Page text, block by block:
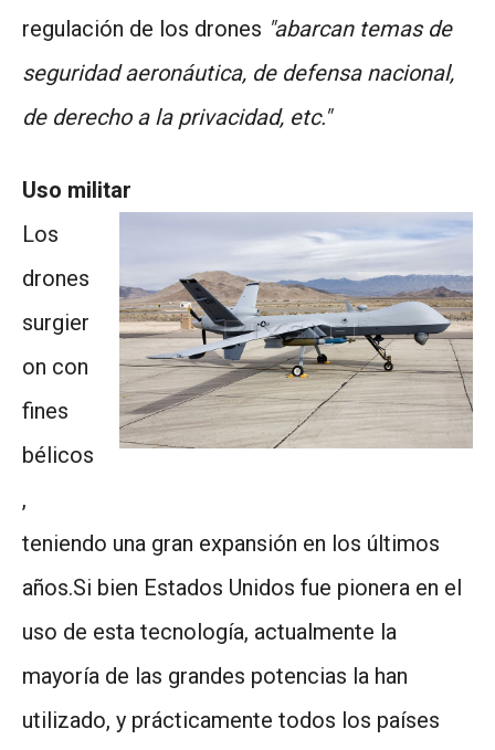
regulación de los drones "abarcan temas de
seguridad aeronáutica, de defensa nacional,
de derecho a la privacidad, etc."
Uso militar
Los
drones
surgier
on con
fines
bélicos
,
teniendo una gran expansión en los últimos
años.Si bien Estados Unidos fue pionera en el
uso de esta tecnología, actualmente la
mayoría de las grandes potencias la han
utilizado, y prácticamente todos los países